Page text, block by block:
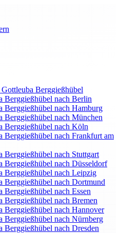
Berggießhübel
Berggießhübel nach Berlin
Berggießhübel nach Hamburg
Berggießhübel nach München
Berggießhübel nach Köln
Berggießhübel nach Frankfurt am
nach Stuttgart
Berggießhübel nach Düsseldorf
Berggießhübel nach Leipzig
Berggießhübel nach Dortmund
nach Essen
nach Bremen
Berggießhübel nach Hannover
Berggießhübel nach Nürnberg
nach Dresden